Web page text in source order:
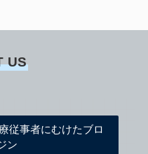
US
従事者にむけたブロ
ン